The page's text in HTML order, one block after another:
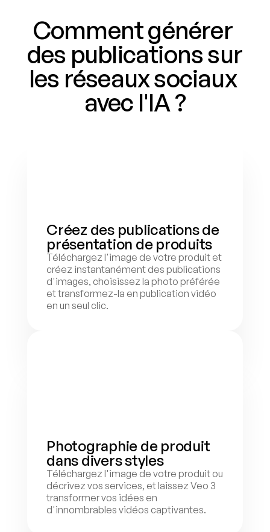
Comment générer
des publications sur
les réseaux sociaux
avec l'IA ?
Créez des publications de
présentation de produits
Téléchargez l'image de votre produit et
créez instantanément des publications
d'images, choisissez la photo préférée
et transformez-la en publication vidéo
en un seul clic.
Photographie de produit
dans divers styles
Téléchargez l'image de votre produit ou
décrivez vos services, et laissez Veo 3
transformer vos idées en
d'innombrables vidéos captivantes.